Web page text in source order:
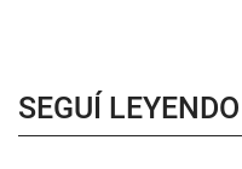
SEGUÍ LEYENDO